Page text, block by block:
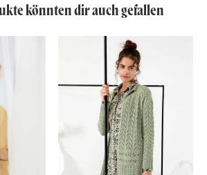
könnten dir auch gefallen